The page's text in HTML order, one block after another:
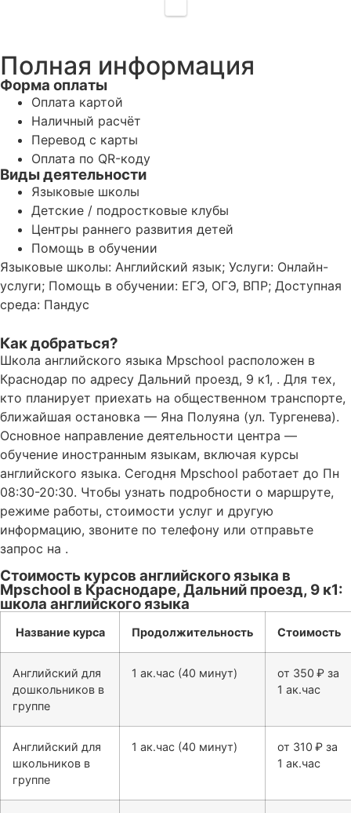
Полная информация
Форма оплаты
Оплата картой
Наличный расчёт
Перевод с карты
Оплата по QR-коду
Виды деятельности
Языковые школы
Детские / подростковые клубы
Центры раннего развития детей
Помощь в обучении
Языковые школы: Английский язык; Услуги: Онлайн-
услуги; Помощь в обучении: ЕГЭ, ОГЭ, ВПР; Доступная
среда: Пандус
Как добраться?
Школа английского языка Mpschool расположен в
Краснодар по адресу Дальний проезд, 9 к1, . Для тех,
кто планирует приехать на общественном транспорте,
ближайшая остановка — Яна Полуяна (ул. Тургенева).
Основное направление деятельности центра —
обучение иностранным языкам, включая курсы
английского языка. Сегодня Mpschool работает до Пн
08:30-20:30. Чтобы узнать подробности о маршруте,
режиме работы, стоимости услуг и другую
информацию, звоните по телефону или отправьте
запрос на .
Стоимость курсов английского языка в
Mpschool в Краснодаре, Дальний проезд, 9 к1:
школа английского языка
Название курса Продолжительность Стоимость
Английский для
дошкольников в
группе
1 ак.час (40 минут)
от 350 ₽ за
1 ак.час
Английский для
школьников в
группе
1 ак.час (40 минут)
от 310 ₽ за
1 ак.час